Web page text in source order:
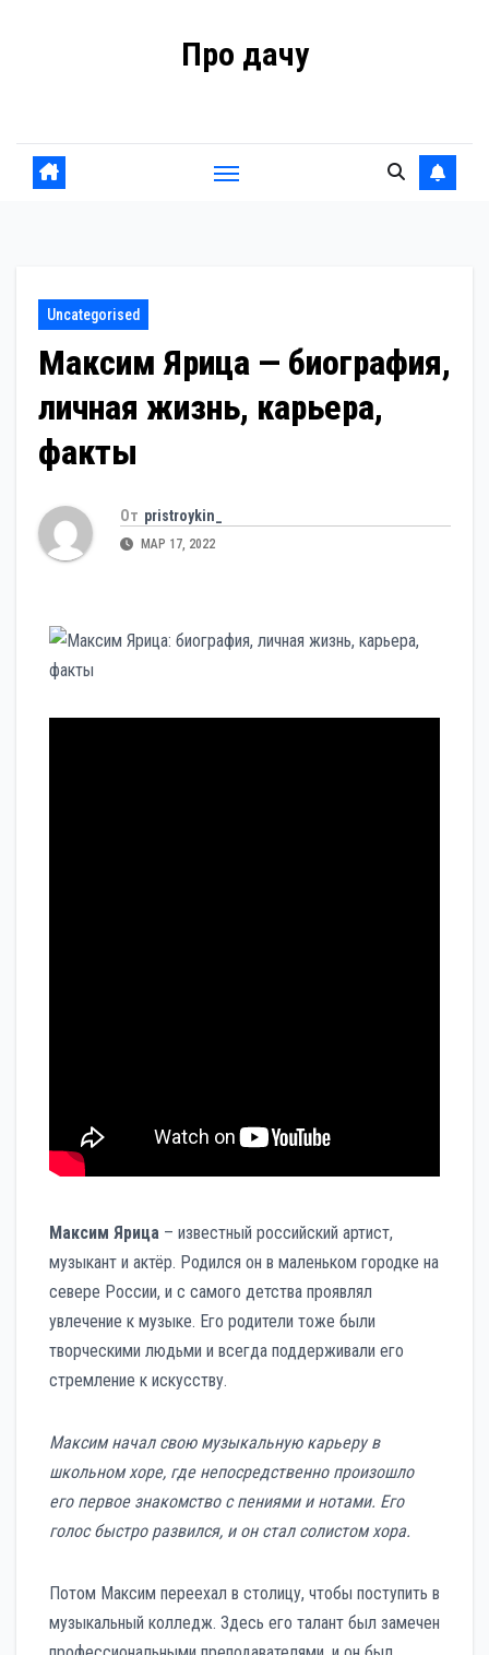
Про дачу
Uncategorised
Максим Ярица — биография,
личная жизнь, карьера,
факты
От pristroykin_
МАР 17, 2022
Максим Ярица – известный российский артист,
музыкант и актёр. Родился он в маленьком городке на
севере России, и с самого детства проявлял
увлечение к музыке. Его родители тоже были
творческими людьми и всегда поддерживали его
стремление к искусству.
Максим начал свою музыкальную карьеру в
школьном хоре, где непосредственно произошло
его первое знакомство с пениями и нотами. Его
голос быстро развился, и он стал солистом хора.
Потом Максим переехал в столицу, чтобы поступить в
музыкальный колледж. Здесь его талант был замечен